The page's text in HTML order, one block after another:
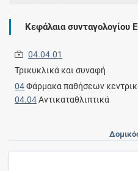
Κεφάλαια συνταγολογίου
04.04.01
Τρικυκλικά και συναφή
04Φάρμακα παθήσεων
04.04Αντικαταθλιπτικά